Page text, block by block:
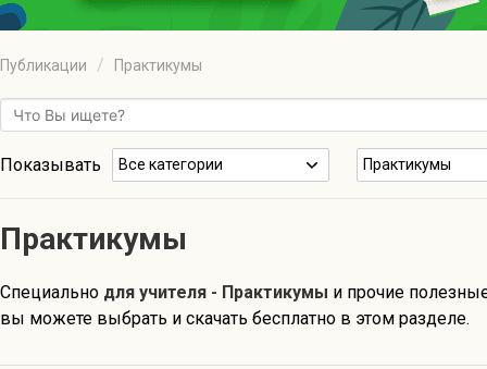
Публикации Практикумы
Показывать Все категории Практикумы
Практикумы
Специально для учителя - Практикумы и прочие
вы можете выбрать и скачать бесплатно в этом разделе.